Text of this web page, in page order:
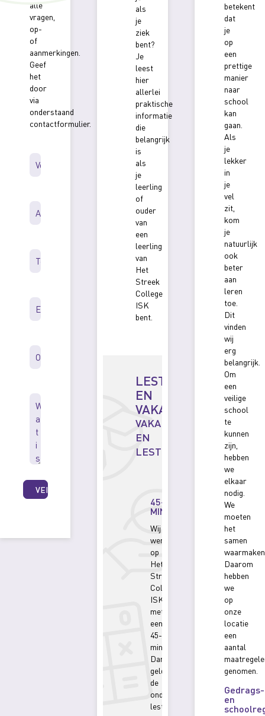
alle
vragen,
op-
of
aanmerkingen.
Geef
het
door
via
onderstaand
contactformulier.
als
je
ziek
bent?
Je
leest
hier
allerlei
praktische
informatie
die
belangrijk
is
als
je
leerling
of
ouder
van
een
leerling
van
Het
Streek
College
ISK
bent.
LESTIJDEN
EN
VAKANTIES
VAKANTIEROOSTER
EN
LESTIJDEN
45-
MINUTENROOSTER
Wij
werken
op
Het
Streek
College
ISK
met
een
45-
minutenrooster.
Dan
gelden
de
onderstaande
lestijden
betekent
dat
je
op
een
prettige
manier
naar
school
kan
gaan.
Als
je
lekker
in
je
vel
zit,
kom
je
natuurlijk
ook
beter
aan
leren
toe.
Dit
vinden
wij
erg
belangrijk.
Om
een
veilige
school
te
kunnen
zijn,
hebben
we
elkaar
nodig.
We
moeten
het
samen
Daarom
hebben
we
op
onze
locatie
een
aantal
genomen.
Gedrags-
en